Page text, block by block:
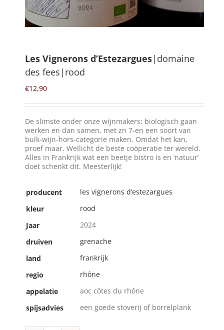
Mijn Account
Zoeken
NL
Les Vignerons d’Estezargues|domaine
des fees|rood
€12,90
De slimste onder onze wijnmakers: biologisch gaan
werken en dan samen, met zn 7-en een soort van
bulk-wijn-hors-categorie maken. Omdat het kan,
proef maar. Wellicht de beste coöperatie ter wereld.
Alles in Frankrijk wat een beetje bistro is en ‘natuur’
doet schenkt dit. Meesterlijk!
producent
les vignerons d’estezargues
kleur
rood
Jaar
2024
druiven
grenache
land
frankrijk
regio
rhône
appelatie
aoc côtes du rhône
spijsadvies
een goede stoverij of borrelplank